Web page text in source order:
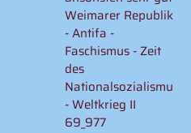
Weimarer Republik
- Antifa -
Faschismus - Zeit
des
Nationalsozialismus
- Weltkrieg II
69_977